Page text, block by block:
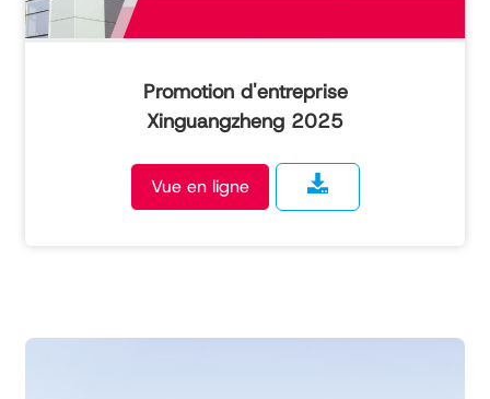
Promotion d'entreprise
Xinguangzheng 2025
Vue en ligne